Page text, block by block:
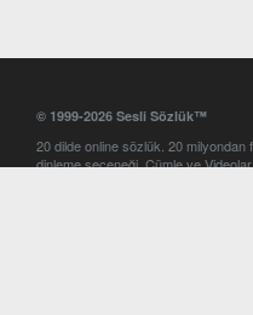
© 1999-2026 Sesli Sözlük™
20 dilde online sözlük. 20 milyondan
dinleme seçeneği. Cümle ve